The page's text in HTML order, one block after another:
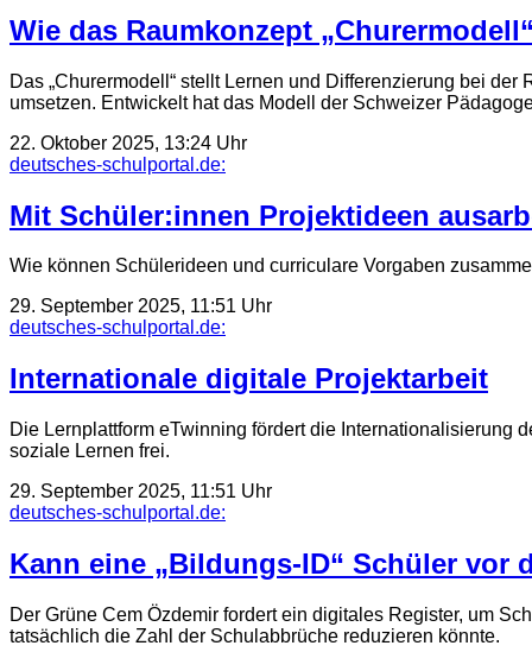
Wie das Raumkonzept
Das „Churermodell“ stellt Lernen und Differenzierung bei
umsetzen. Entwickelt hat das Modell der Schweizer
22. Oktober 2025, 13:24 Uhr
deutsches-schulportal.de:
Mit Schüler:innen Projektideen
Wie können Schülerideen und curriculare Vorgaben
29. September 2025, 11:51 Uhr
deutsches-schulportal.de:
Internationale digitale Projektarbeit
Die Lernplattform eTwinning fördert die Internationalisierung
soziale Lernen frei.
29. September 2025, 11:51 Uhr
deutsches-schulportal.de:
Kann eine „Bildungs-ID“ Schüler vor
Der Grüne Cem Özdemir fordert ein digitales Register, um
tatsächlich die Zahl der Schulabbrüche reduzieren könnte.